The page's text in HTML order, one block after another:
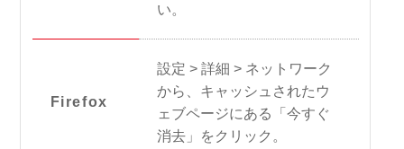
い。
Firefox
設定 > 詳細 > ネットワーク
から、キャッシュされたウ
ェブページにある「今すぐ
消去」をクリック。